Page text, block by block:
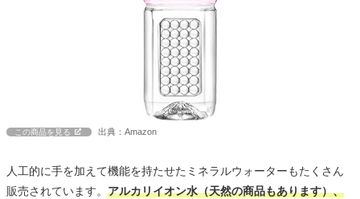
この商品を見る 出典：Amazon
人工的に手を加えて機能を持たせたミネラルウォーターもたくさん
販売されています。 アルカリイオン水（天然の商品もあります）、